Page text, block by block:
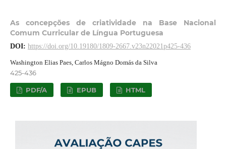
As concepções de criatividade na Base Nacional
Comum Curricular de Língua Portuguesa
DOI: https://doi.org/10.19180/1809-2667.v23n22021p425-436
Washington Elias Paes, Carlos Mágno Domás da Silva
425-436
PDF/A EPUB HTML